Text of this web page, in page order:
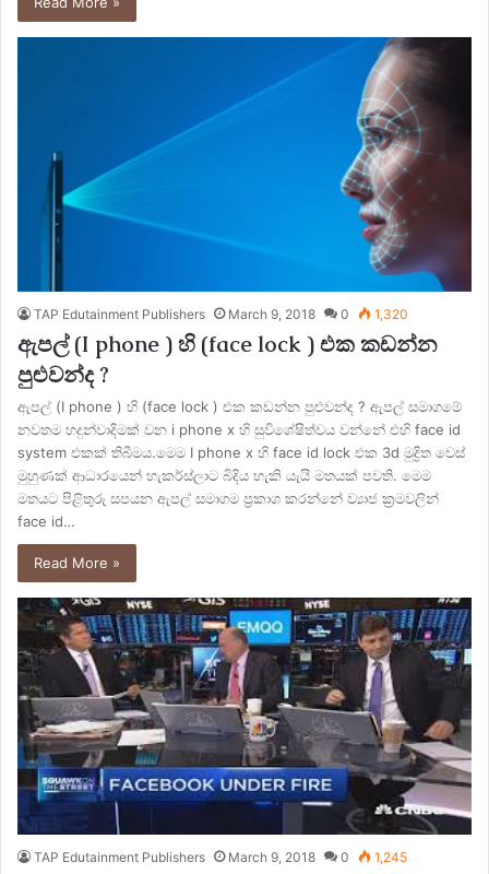
TAP Edutainment Publishers March 9, 2018 0 1,320
ඇපල් (I phone ) හි (face lock ) එක කඩන්න
පුළුවන්ද ?
ඇපල් (I phone ) හි (face lock ) එක කඩන්න පුළුවන්ද ? ඇපල් සමාගමේ
නවතම හදුන්වාදිමක් වන i phone x හි සුවිශේෂිත්වය වන්නේ එහි face id
system එකක් තිබීමය.මෙම I phone x හි face id lock එක 3d මුද්‍රිත වෙස්
මුහුණක් ආධාරයෙන් හැකර්ස්ලාට බිදිය හැකි යැයි මතයක් පවති. මෙම
මතයට පිළිතුරු සපයන ඇපල් සමාගම ප්‍රකාශ කරන්නේ ව්‍යාජ ක්‍රමවලින්
face id…
Read More »
TAP Edutainment Publishers March 9, 2018 0 1,245